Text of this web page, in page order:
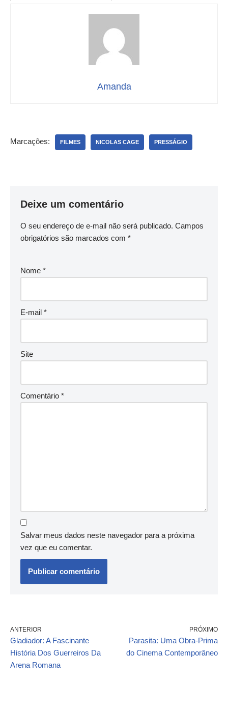
Amanda
Marcações: FILMES NICOLAS CAGE PRESSÁGIO
Deixe um comentário
O seu endereço de e-mail não será publicado. Campos
obrigatórios são marcados com *
Nome *
E-mail *
Site
Comentário *
Salvar meus dados neste navegador para a próxima
vez que eu comentar.
ANTERIOR
Gladiador: A Fascinante
História Dos Guerreiros Da
Arena Romana
PRÓXIMO
Parasita: Uma Obra-Prima
do Cinema Contemporâneo